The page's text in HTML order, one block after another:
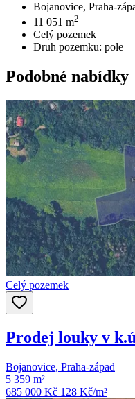
Bojanovice, Praha-
11 051 m2
Celý pozemek
Druh pozemku: pole
Podobné nabídky
Celý pozemek
Prodej louky v
Bojanovice, Praha-západ
5 359 m²
685 000 Kč 128 Kč/m²